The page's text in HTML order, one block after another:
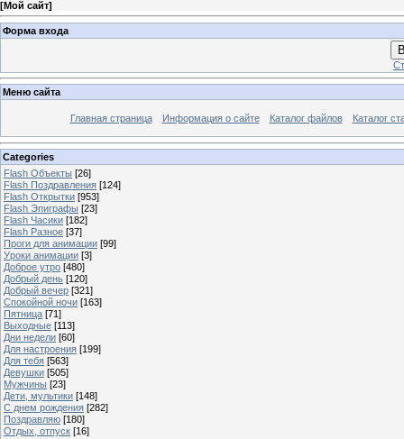
[Мой сайт]
Форма входа
Меню сайта
Главная страница Информация о сайте Каталог файлов Каталог
Categories
Flash Объекты [26]
Flash Поздравления [124]
Flash Открытки [953]
Flash Эпиграфы [23]
Flash Часики [182]
Flash Разное [37]
Проги для анимации [99]
Уроки анимации [3]
Доброе утро [480]
Добрый день [120]
Добрый вечер [321]
Спокойной ночи [163]
Пятница [71]
Выходные [113]
Дни недели [60]
Для настроения [199]
Для тебя [563]
Девушки [505]
Мужчины [23]
Дети, мультики [148]
С днем рождения [282]
Поздравляю [180]
Отдых, отпуск [16]